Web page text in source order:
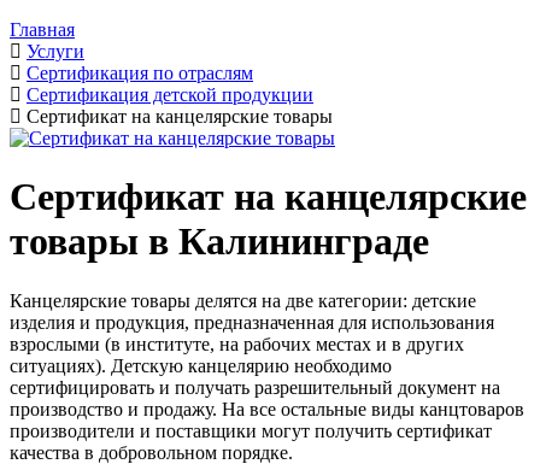
Главная
Услуги
Сертификация по отраслям
Сертификация детской продукции
Сертификат на канцелярские товары
Сертификат на канцелярские
товары в Калининграде
Канцелярские товары делятся на две категории: детские
изделия и продукция, предназначенная для использования
взрослыми (в институте, на рабочих местах и в других
ситуациях). Детскую канцелярию необходимо
сертифицировать и получать разрешительный документ на
производство и продажу. На все остальные виды канцтоваров
производители и поставщики могут получить сертификат
качества в добровольном порядке.